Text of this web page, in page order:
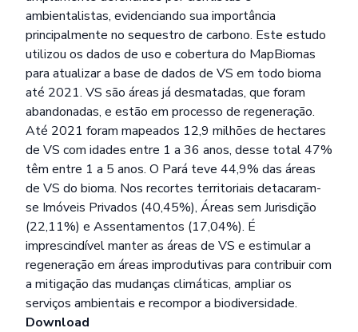
ambientalistas, evidenciando sua importância
principalmente no sequestro de carbono. Este estudo
utilizou os dados de uso e cobertura do MapBiomas
para atualizar a base de dados de VS em todo bioma
até 2021. VS são áreas já desmatadas, que foram
abandonadas, e estão em processo de regeneração.
Até 2021 foram mapeados 12,9 milhões de hectares
de VS com idades entre 1 a 36 anos, desse total 47%
têm entre 1 a 5 anos. O Pará teve 44,9% das áreas
de VS do bioma. Nos recortes territoriais detacaram-
se Imóveis Privados (40,45%), Áreas sem Jurisdição
(22,11%) e Assentamentos (17,04%). É
imprescindível manter as áreas de VS e estimular a
regeneração em áreas improdutivas para contribuir com
a mitigação das mudanças climáticas, ampliar os
serviços ambientais e recompor a biodiversidade.
Download